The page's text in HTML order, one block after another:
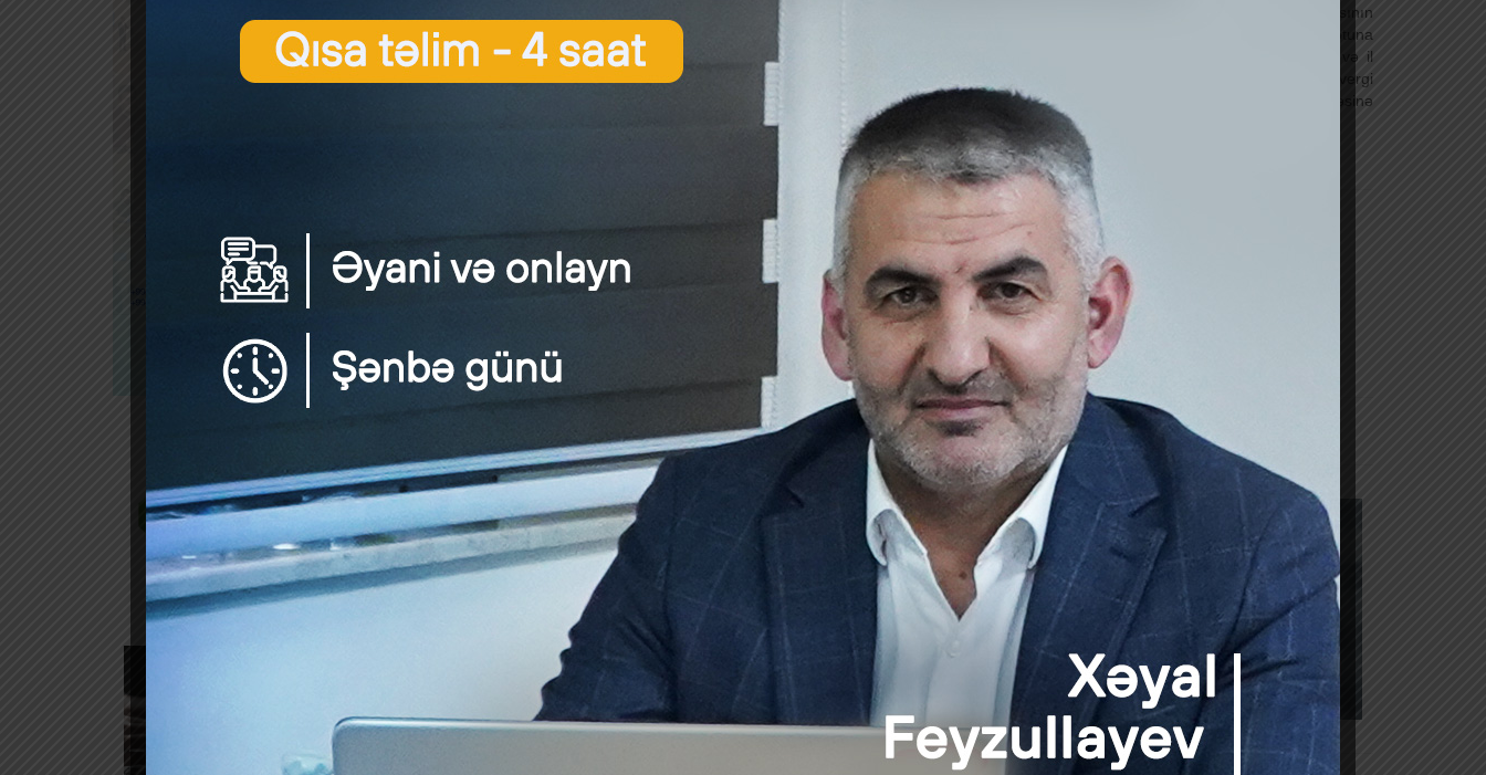
Bu halda Azərbaycan Respublikasının hüdudlarından kənarda muzdlu işlə əlaqədar gəlir əldə edən Azərbaycan Respublikasının
rezidenti olan fiziki şəxs gəlir əldə etmək hüququ yarandığı gündən gec olmayaraq vergi orqanına müraciət edərək vergi uçotuna
alınmalı (fəaliyyət növünün kodu kimi 97002 (muzdlu işə görə əmək haqqından gəlir vergisi ödəyən fiziki şəxs) seçilməklə) və il
ərzində əldə etdiyi 14 faiz həcmində gəlir vergisini hesablamalı və hesabat ilindən sonrakı ilin mart ayının 31-dən gec olmayaraq vergi
orqanlarına “Gəlir vergisinin bəyannaməsi”ni elektron və ya kağız formada təqdim edərək hesablanmış vergini dövlət büdcəsinə
Vergi Məcəlləsinin 13.2.5-ci, 33-cü, 96.1-ci, 101.2-ci, 127-ci, 130-cu, 149.1.4-cü, 149.2-ci, 152.1-ci maddələri.
Kredit götürərkən sığortalanmağın faydaları
Əmək vəzifələrinin kobud pozuntusu halı və işçi hüquqları
Torpaqların və tikililərin vergi uçotuna alınması
Vergi qanunvericiliyinin pozulmasına görə məsuliyyətə cəlb olunmanı istisna edən hallar